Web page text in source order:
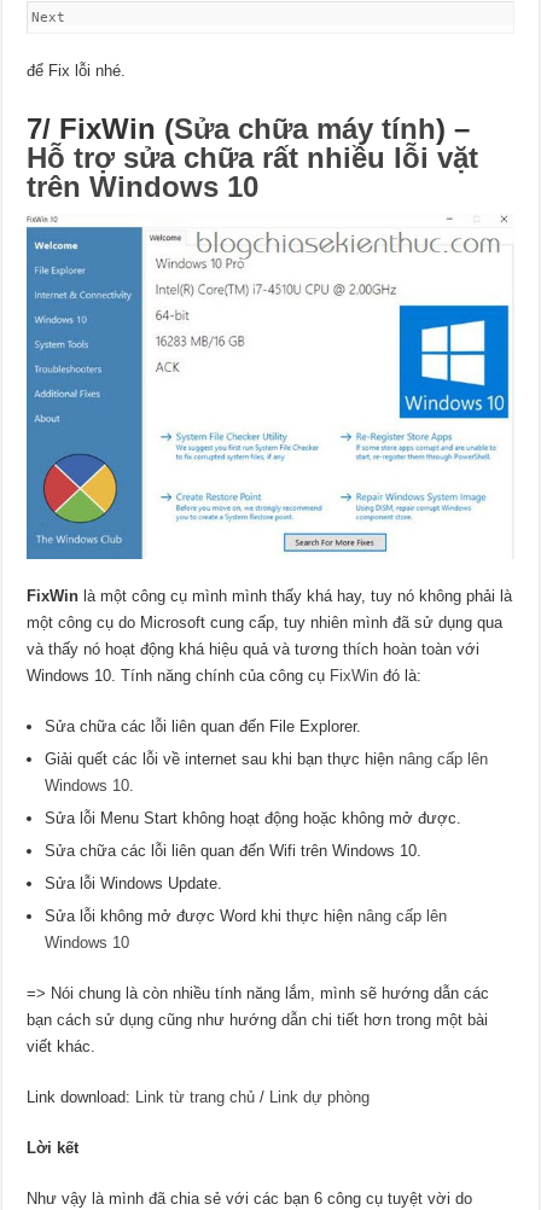
Next
để Fix lỗi nhé.
7/ FixWin (Sửa chữa máy tính) –
Hỗ trợ sửa chữa rất nhiều lỗi vặt
trên Windows 10
FixWin là một công cụ mình mình thấy khá hay, tuy nó không phải là
một công cụ do Microsoft cung cấp, tuy nhiên mình đã sử dụng qua
và thấy nó hoạt động khá hiệu quả và tương thích hoàn toàn với
Windows 10. Tính năng chính của công cụ FixWin đó là:
Sửa chữa các lỗi liên quan đến File Explorer.
Giải quết các lỗi về internet sau khi bạn thực hiện nâng cấp lên
Windows 10
Sửa lỗi Menu Start không hoạt động hoặc không mở được.
Sửa chữa các lỗi liên quan đến Wifi trên Windows 10.
Sửa lỗi Windows Update.
Sửa lỗi không mở được Word khi thực hiện nâng cấp lên
Windows 10
=> Nói chung là còn nhiều tính năng lắm, mình sẽ hướng dẫn các
bạn cách sử dụng cũng như hướng dẫn chi tiết hơn trong một bài
viết khác.
Link download: Link từ trang chủ / Link dự phòng
Lời kết
Như vậy là mình đã chia sẻ với các bạn 6 công cụ tuyệt vời do